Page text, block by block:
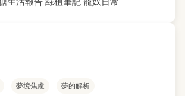
夢境焦慮 夢的解析